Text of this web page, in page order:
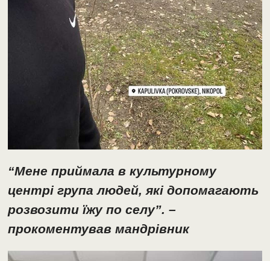
“Мене приймала в культурному
центрі група людей, які допомагають
розвозити їжу по селу”. –
прокоментував мандрівник
Відеопрогравач